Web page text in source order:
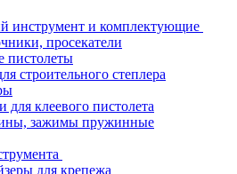
инструмент и комплектующие
просекатели
пистолеты
строительного степлера
для клеевого пистолета
зажимы пружинные
для крепежа